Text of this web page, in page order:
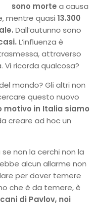
sono morte a causa
mentre quasi 13.300
Dall’autunno sono
L’influenza è
attraverso
Vi ricorda qualcosa?
mondo? Gli altri non
questo nuovo
motivo in Italia siamo
creare ad hoc un
non la cerchi non la
alcun allarme non
per dover temere
che è da temere, è
di Pavlov, noi